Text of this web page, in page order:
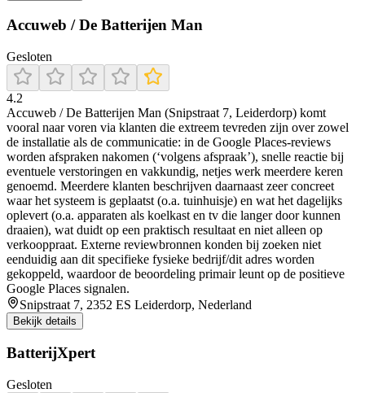
Accuweb / De Batterijen Man
Gesloten
4.2
Accuweb / De Batterijen Man (Snipstraat 7, Leiderdorp) komt
vooral naar voren via klanten die extreem tevreden zijn over zowel
de installatie als de communicatie: in de Google Places-reviews
worden afspraken nakomen (‘volgens afspraak’), snelle reactie bij
eventuele verstoringen en vakkundig, netjes werk meerdere keren
genoemd. Meerdere klanten beschrijven daarnaast zeer concreet
waar het systeem is geplaatst (o.a. tuinhuisje) en wat het dagelijks
oplevert (o.a. apparaten als koelkast en tv die langer door kunnen
draaien), wat duidt op een praktisch resultaat en niet alleen op
verkooppraat. Externe reviewbronnen konden bij zoeken niet
eenduidig aan dit specifieke fysieke bedrijf/dit adres worden
gekoppeld, waardoor de beoordeling primair leunt op de positieve
Google Places signalen.
Snipstraat 7, 2352 ES Leiderdorp, Nederland
Bekijk details
BatterijXpert
Gesloten